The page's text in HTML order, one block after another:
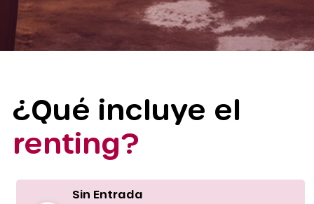
¿Qué incluye el
renting?
Sin Entrada